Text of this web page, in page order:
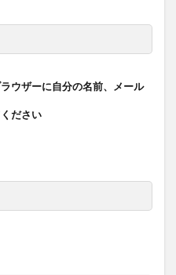
ウザーに自分の名前、メール
ださい